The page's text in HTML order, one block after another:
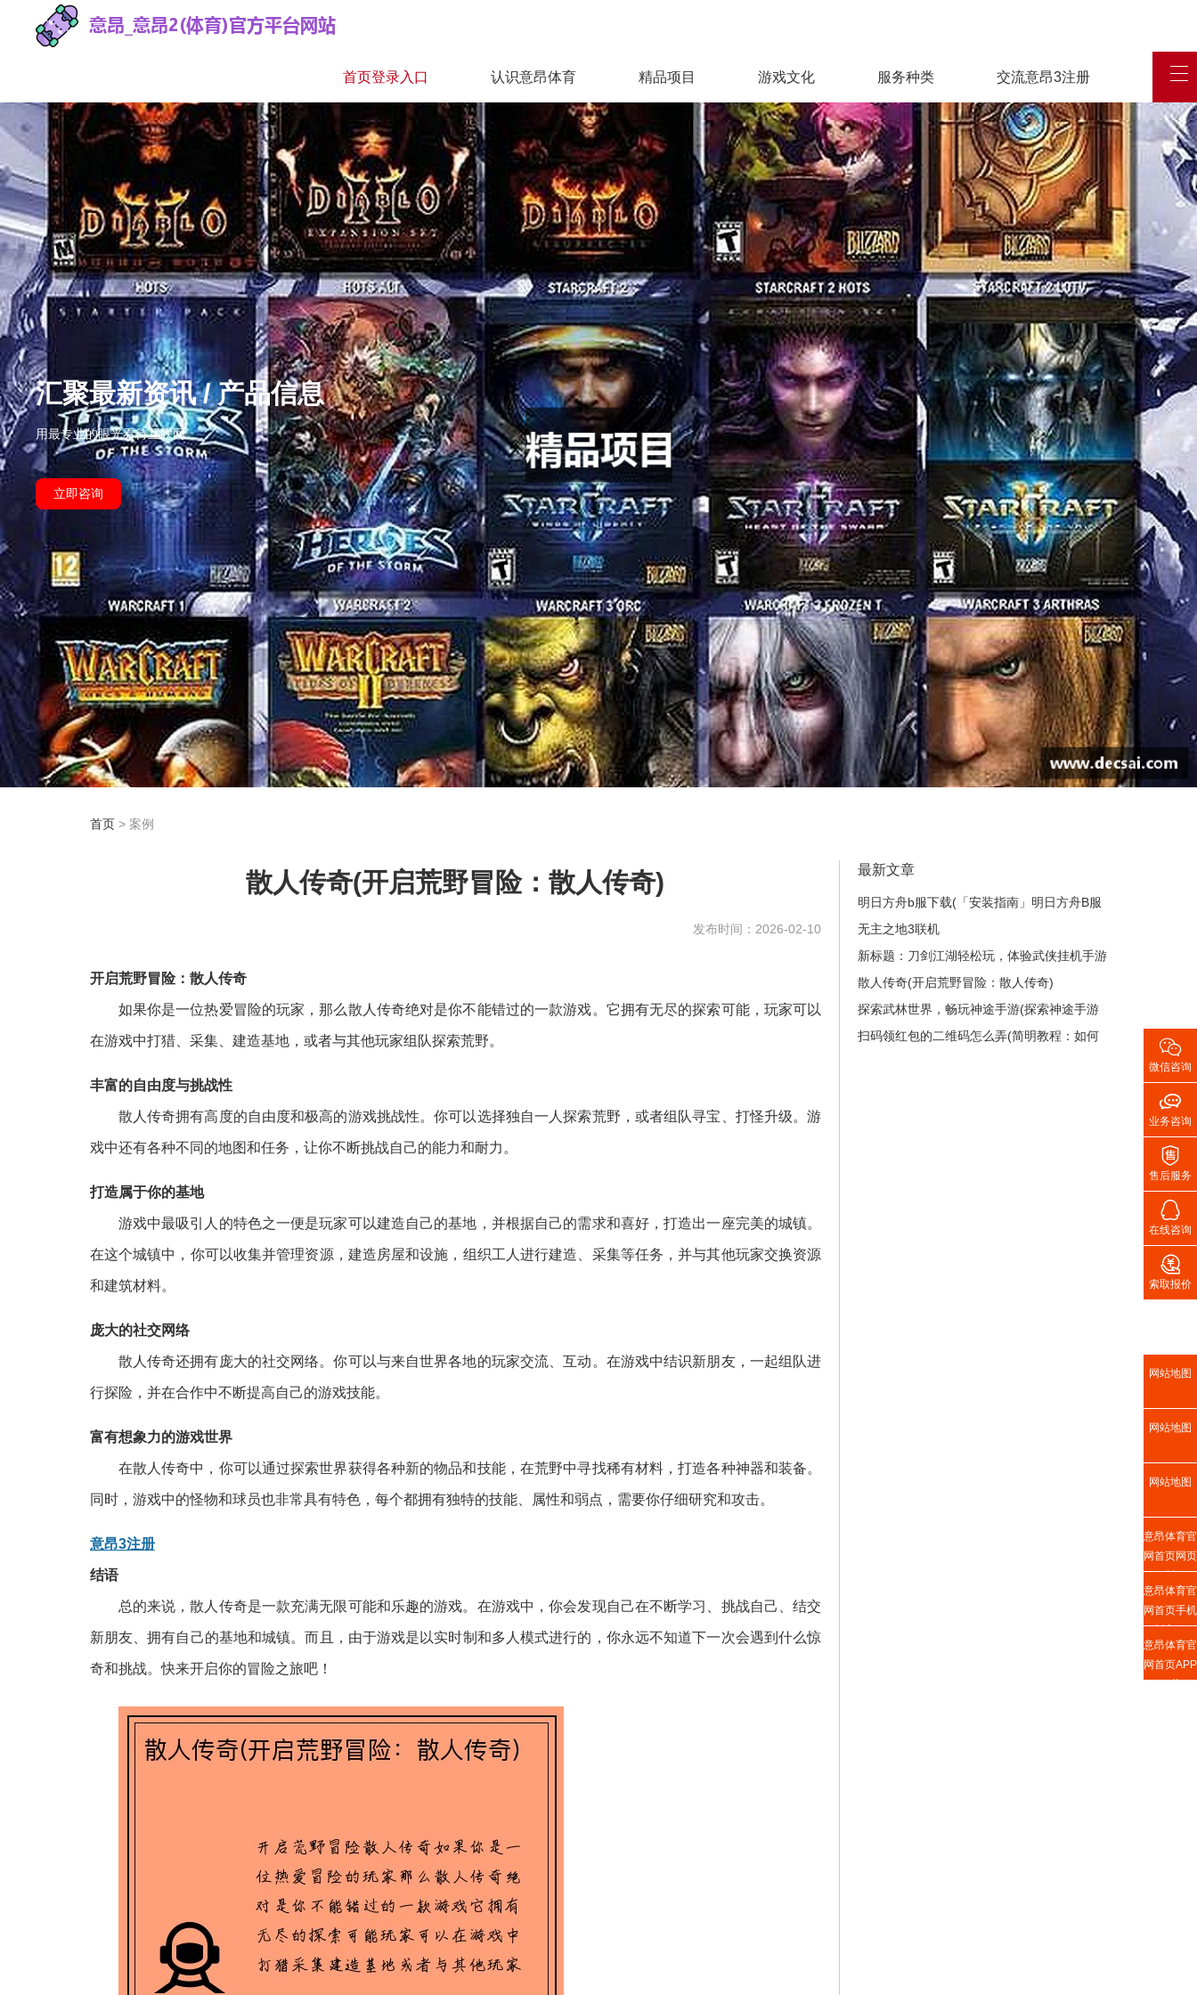
首页登录入口 认识意昂体育 精品项目 游戏文化 服务种类 交流意昂3注册
汇聚最新资讯 / 产品信息
用最专业的眼光看待互联网
立即咨询
首页> 案例
散人传奇(开启荒野冒险：散人传奇)
发布时间：2026-02-10
开启荒野冒险：散人传奇
如果你是一位热爱冒险的玩家，那么散人传奇绝对是你不能错过的一款游戏。它拥有无尽的探索可能，玩家可以
在游戏中打猎、采集、建造基地，或者与其他玩家组队探索荒野。
丰富的自由度与挑战性
散人传奇拥有高度的自由度和极高的游戏挑战性。你可以选择独自一人探索荒野，或者组队寻宝、打怪升级。游
戏中还有各种不同的地图和任务，让你不断挑战自己的能力和耐力。
打造属于你的基地
游戏中最吸引人的特色之一便是玩家可以建造自己的基地，并根据自己的需求和喜好，打造出一座完美的城镇。
在这个城镇中，你可以收集并管理资源，建造房屋和设施，组织工人进行建造、采集等任务，并与其他玩家交换资源
和建筑材料。
庞大的社交网络
散人传奇还拥有庞大的社交网络。你可以与来自世界各地的玩家交流、互动。在游戏中结识新朋友，一起组队进
行探险，并在合作中不断提高自己的游戏技能。
富有想象力的游戏世界
在散人传奇中，你可以通过探索世界获得各种新的物品和技能，在荒野中寻找稀有材料，打造各种神器和装备。
同时，游戏中的怪物和球员也非常具有特色，每个都拥有独特的技能、属性和弱点，需要你仔细研究和攻击。
意昂3注册
结语
总的来说，散人传奇是一款充满无限可能和乐趣的游戏。在游戏中，你会发现自己在不断学习、挑战自己、结交
新朋友、拥有自己的基地和城镇。而且，由于游戏是以实时制和多人模式进行的，你永远不知道下一次会遇到什么惊
奇和挑战。快来开启你的冒险之旅吧！
最新文章
明日方舟b服下载(「安装指南」明日方舟B服
如何下载？)
无主之地3联机
新标题：刀剑江湖轻松玩，体验武侠挂机手游
的快乐！(在《刀剑江湖》中尽情畅游，感受
武侠世界的奥秘！)
散人传奇(开启荒野冒险：散人传奇)
探索武林世界，畅玩神途手游(探索神途手游
的武林世界，建立你的传奇故事)
扫码领红包的二维码怎么弄(简明教程：如何

微信咨询

业务咨询

售后服务

在线咨询

索取报价
网站地图
网站地图
网站地图
意昂体育官
网首页网页
版
意昂体育官
网首页手机
版入口
意昂体育官
网首页APP